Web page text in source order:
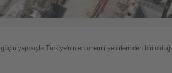
yapısıyla Türkiye'nin en önemli şehirlerinden biri